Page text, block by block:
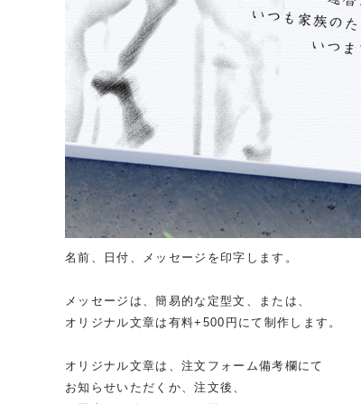
名前、日付、メッセージを印字します。
メッセージは、簡易的な定型文、または、
オリジナル文章は有料+500円にて制作します。
オリジナル文章は、注文フォーム備考欄にて
お知らせいただくか、注文後、